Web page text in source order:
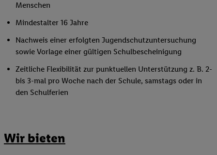
Menschen
Mindestalter 16 Jahre
Nachweis einer erfolgten Jugendschutzuntersuchung
sowie Vorlage einer gültigen Schulbescheinigung
Zeitliche Flexibilität zur punktuellen Unterstützung z. B. 2-
bis 3-mal pro Woche nach der Schule, samstags oder in
den Schulferien
Wir bieten